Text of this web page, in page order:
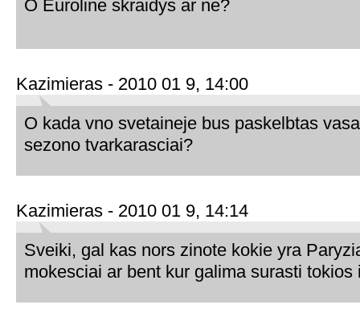
O Euroline skraidys ar ne?
Kazimieras - 2010 01 9, 14:00
O kada vno svetaineje bus paskelbtas
sezono tvarkarasciai?
Kazimieras - 2010 01 9, 14:14
Sveiki, gal kas nors zinote kokie yra
mokesciai ar bent kur galima surasti tokios